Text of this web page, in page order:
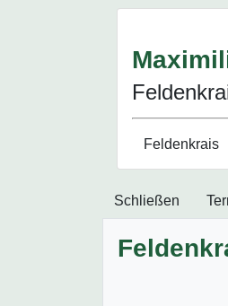
Feldenkrais
Schließen